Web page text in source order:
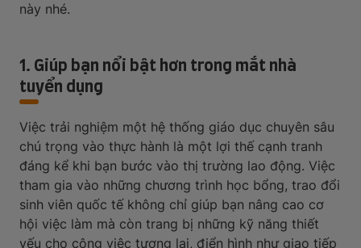
này nhé.
1. Giúp bạn nổi bật hơn trong mắt nhà
tuyển dụng
Việc trải nghiệm một hệ thống giáo dục chuyên sâu
chú trọng vào thực hành là một lợi thế cạnh tranh
đáng kể khi bạn bước vào thị trường lao động. Việc
tham gia vào những chương trình học bổng, trao đổi
sinh viên quốc tế không chỉ giúp bạn nâng cao cơ
hội việc làm mà còn trang bị những kỹ năng thiết
yếu cho công việc tương lai, điển hình như giao tiếp